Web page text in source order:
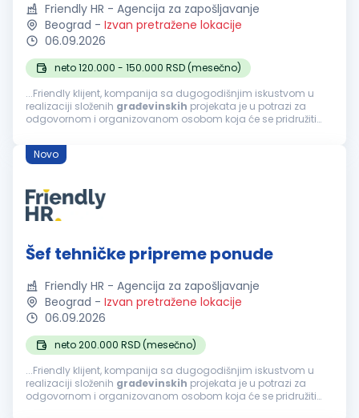
Friendly HR - Agencija za zapošljavanje
Beograd - Izvan pretražene lokacije
06.09.2026
neto 120.000 - 150.000 RSD (mesečno)
...Friendly klijent, kompanija sa dugogodišnjim iskustvom u
realizaciji složenih građevinskih projekata je u potrazi za
odgovornom i organizovanom osobom koja će se pridružiti
projektovanje...
Novo
Šef tehničke pripreme ponude
Friendly HR - Agencija za zapošljavanje
Beograd - Izvan pretražene lokacije
06.09.2026
neto 200.000 RSD (mesečno)
...Friendly klijent, kompanija sa dugogodišnjim iskustvom u
realizaciji složenih građevinskih projekata je u potrazi za
odgovornom i organizovanom osobom koja će se pridružiti